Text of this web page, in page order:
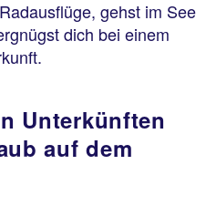
gehst im See
dich bei einem
Unterkünften
auf dem